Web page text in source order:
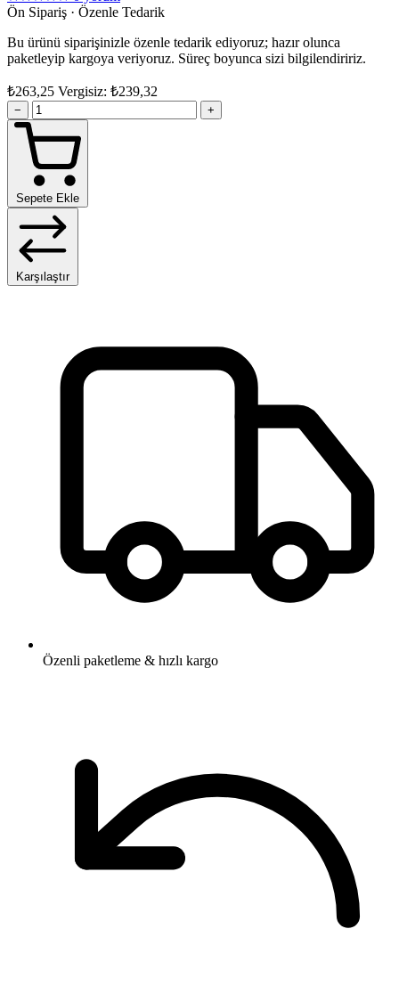
Ön Sipariş · Özenle Tedarik
Bu ürünü siparişinizle özenle tedarik ediyoruz; hazır olunca
paketleyip kargoya veriyoruz. Süreç boyunca sizi bilgilendiririz.
₺263,25 Vergisiz: ₺239,32
− +
Sepete Ekle
Karşılaştır
Özenli paketleme & hızlı kargo